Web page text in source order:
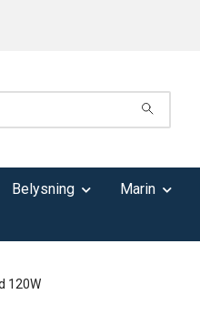
Belysning Marin
120W